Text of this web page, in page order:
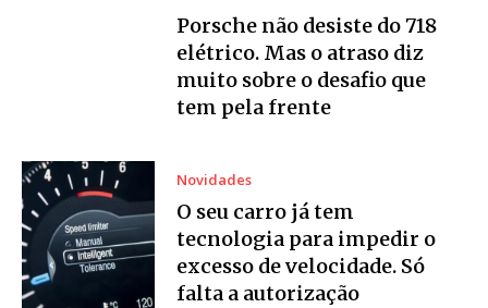
Porsche não desiste do 718
elétrico. Mas o atraso diz
muito sobre o desafio que
tem pela frente
Novidades
O seu carro já tem
tecnologia para impedir o
excesso de velocidade. Só
falta a autorização